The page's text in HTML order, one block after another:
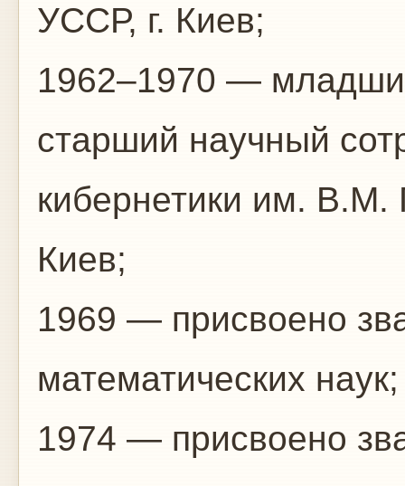
УССР, г. Киев;
1962–1970 —
старший научный
кибернетики им. В.М.
Киев;
1969 — присвоено
математических наук;
1974 — присвоено